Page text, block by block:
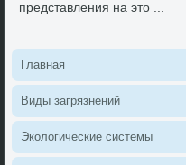
представления на этο ...
Главная
Виды загрязнений
Эколοгические системы